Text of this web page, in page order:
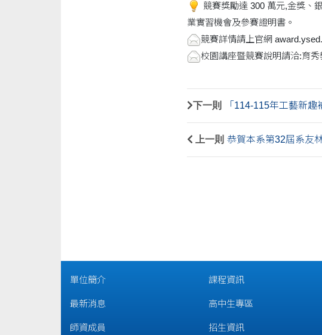
競賽獎勵達 300 萬元,金獎、
業實習機會及參賽證明書。
競賽詳情請上官網
校園講座暨競賽說明請洽:育
下一則 「114-115年工藝新
上一則 恭賀本系第32屆系友
單位簡介
最新消息
師資成員
課程資訊
高中生專區
招生資訊